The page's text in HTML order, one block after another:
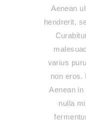
Aenean
hendrerit,
varius
non eros.
Aenean
nulla